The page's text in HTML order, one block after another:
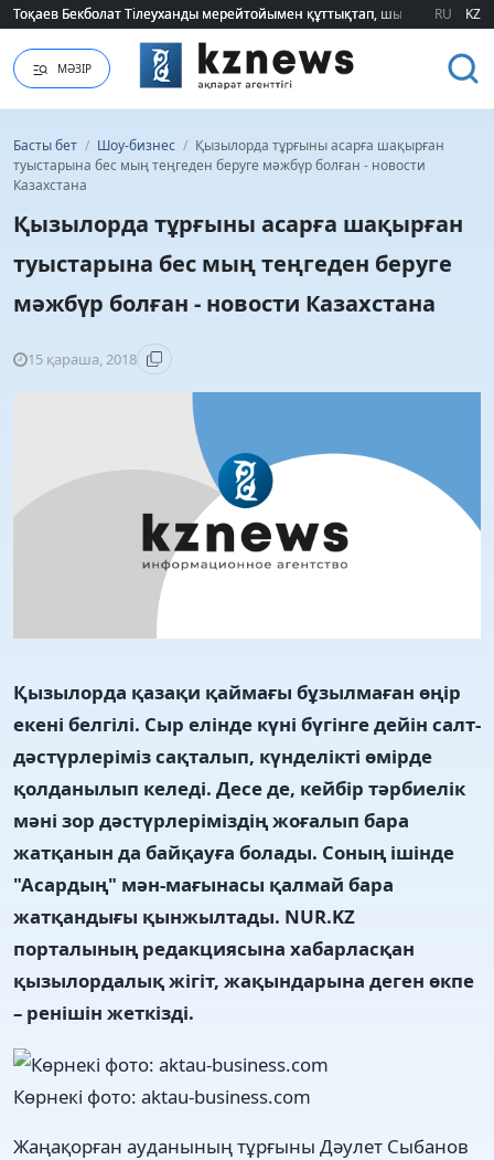
Тоқаев Бекболат Тілеуханды мерейтойымен құттықтап, шығармашылық
Тоқаев Бекболат Тілеуханды мерейтойымен құттықтап, шығармашылық
RU KZ
МӘЗІР
Басты бет / Шоу-бизнес / Қызылорда тұрғыны асарға шақырған
туыстарына бес мың теңгеден беруге мәжбүр болған - новости
Казахстана
Қызылорда тұрғыны асарға шақырған
туыстарына бес мың теңгеден беруге
мәжбүр болған - новости Казахстана
15 қараша, 2018
Қызылорда қазақи қаймағы бұзылмаған өңір
екені белгілі. Сыр елінде күні бүгінге дейін салт-
дәстүрлеріміз сақталып, күнделікті өмірде
қолданылып келеді. Десе де, кейбір тәрбиелік
мәні зор дәстүрлеріміздің жоғалып бара
жатқанын да байқауға болады. Соның ішінде
"Асардың" мән-мағынасы қалмай бара
жатқандығы қынжылтады. NUR.KZ
порталының редакциясына хабарласқан
қызылордалық жігіт, жақындарына деген өкпе
– ренішін жеткізді.
Көрнекі фото: aktau-business.com
Жаңақорған ауданының тұрғыны Дәулет Сыбанов